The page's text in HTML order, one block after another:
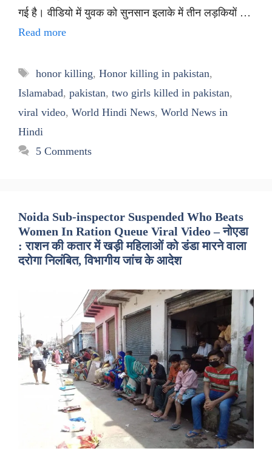
गई है। वीडियो में युवक को सुनसान इलाके में तीन लड़कियों …
Read more
Tags
honor killing, Honor killing in pakistan,
Islamabad, pakistan, two girls killed in pakistan,
viral video, World Hindi News, World News in
Hindi
5 Comments
Noida Sub-inspector Suspended Who Beats
Women In Ration Queue Viral Video – नोएडा
: राशन की कतार में खड़ी महिलाओं को डंडा मारने वाला
दरोगा निलंबित, विभागीय जांच के आदेश